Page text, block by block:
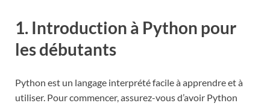
1. Introduction à Python pour
les débutants
Python est un langage interprété facile à apprendre et à
utiliser. Pour commencer, assurez-vous d’avoir Python